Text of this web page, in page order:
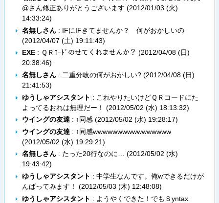
@さん修正ありがとうございます (2012/01/03 (火)
14:33:24)
名無しさん: IFにIFきてませんか？ 何がおかしいの
(2012/04/07 (土) 19:11:43)
EXE: ＱＲｺｰﾄﾞのせてくれませんか？ (2012/04/08 (日)
20:38:46)
名無しさん: 二重分岐の何がおかしい? (2012/04/08 (日)
21:41:53)
ゆうしゃアシスタント : これやりたいけどＱＲコードにた
よってるおれは無理だー！ (2012/05/02 (水) 18:13:32)
ウイングの友達: ↑同感 (2012/05/02 (水) 19:28:17)
ウイングの友達: ↑同感wwwwwwwwwwwwwwww
(2012/05/02 (水) 19:29:21)
名無しさん: たった20行なのに… (2012/05/02 (水)
19:43:42)
ゆうしゃアシスタント : 中学生なんです。俺wできるだけが
んばってみます！ (2012/05/03 (木) 12:48:08)
ゆうしゃアシスタント : ようやくできた！でもＳyntax